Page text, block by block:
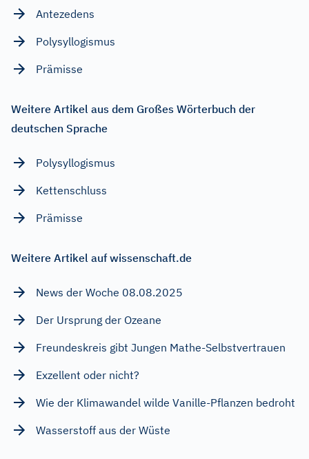
Antezedens
Polysyllogismus
Prämisse
Weitere Artikel aus dem Großes Wörterbuch der
deutschen Sprache
Polysyllogismus
Kettenschluss
Prämisse
Weitere Artikel auf wissenschaft.de
News der Woche 08.08.2025
Der Ursprung der Ozeane
Freundeskreis gibt Jungen Mathe-Selbstvertrauen
Exzellent oder nicht?
Wie der Klimawandel wilde Vanille-Pflanzen bedroht
Wasserstoff aus der Wüste